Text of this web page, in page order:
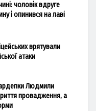
чоловік вдруге
і опинився на лаві
врятували
атаки
Людмили
провадження, а